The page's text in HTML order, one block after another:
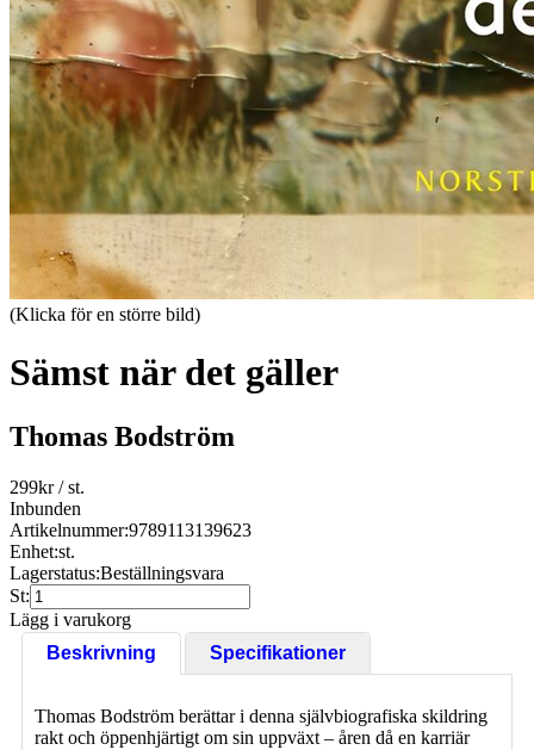
(Klicka för en större bild)
Sämst när det gäller
Thomas Bodström
299kr/ st.
Inbunden
Artikelnummer:9789113139623
Enhet:st.
Lagerstatus:Beställningsvara
St:
Lägg i varukorg
Beskrivning
Specifikationer
Thomas Bodström berättar i denna självbiografiska skildring
rakt och öppenhjärtigt om sin uppväxt – åren då en karriär